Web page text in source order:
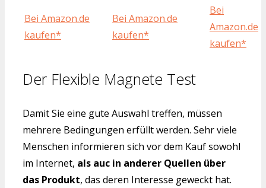
Bei Amazon.de
kaufen*
Bei Amazon.de
kaufen*
Bei
Amazon.de
kaufen*
Der Flexible Magnete Test
Damit Sie eine gute Auswahl treffen, müssen
mehrere Bedingungen erfüllt werden. Sehr viele
Menschen informieren sich vor dem Kauf sowohl
im Internet, als auc in anderer Quellen über
das Produkt, das deren Interesse geweckt hat.